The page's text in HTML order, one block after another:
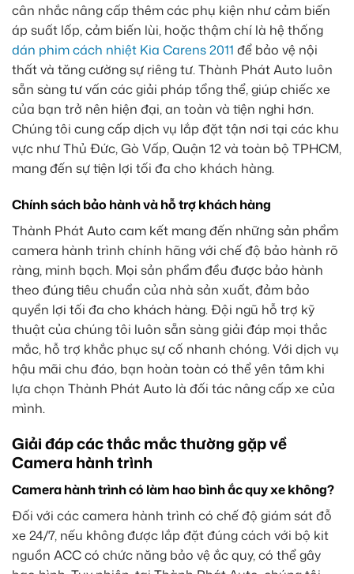
cân nhắc nâng cấp thêm các phụ kiện như cảm biến
áp suất lốp, cảm biến lùi, hoặc thậm chí là hệ thống
dán phim cách nhiệt Kia Carens 2011 để bảo vệ nội
thất và tăng cường sự riêng tư. Thành Phát Auto luôn
sẵn sàng tư vấn các giải pháp tổng thể, giúp chiếc xe
của bạn trở nên hiện đại, an toàn và tiện nghi hơn.
Chúng tôi cung cấp dịch vụ lắp đặt tận nơi tại các khu
vực như Thủ Đức, Gò Vấp, Quận 12 và toàn bộ TPHCM,
mang đến sự tiện lợi tối đa cho khách hàng.
Chính sách bảo hành và hỗ trợ khách hàng
Thành Phát Auto cam kết mang đến những sản phẩm
camera hành trình chính hãng với chế độ bảo hành rõ
ràng, minh bạch. Mọi sản phẩm đều được bảo hành
theo đúng tiêu chuẩn của nhà sản xuất, đảm bảo
quyền lợi tối đa cho khách hàng. Đội ngũ hỗ trợ kỹ
thuật của chúng tôi luôn sẵn sàng giải đáp mọi thắc
mắc, hỗ trợ khắc phục sự cố nhanh chóng. Với dịch vụ
hậu mãi chu đáo, bạn hoàn toàn có thể yên tâm khi
lựa chọn Thành Phát Auto là đối tác nâng cấp xe của
mình.
Giải đáp các thắc mắc thường gặp về
Camera hành trình
Camera hành trình có làm hao bình ắc quy xe không?
Đối với các camera hành trình có chế độ giám sát đỗ
xe 24/7, nếu không được lắp đặt đúng cách với bộ kit
nguồn ACC có chức năng bảo vệ ắc quy, có thể gây